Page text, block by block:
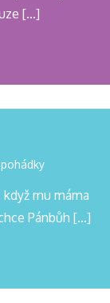
[…]
mu máma
Pánbůh […]